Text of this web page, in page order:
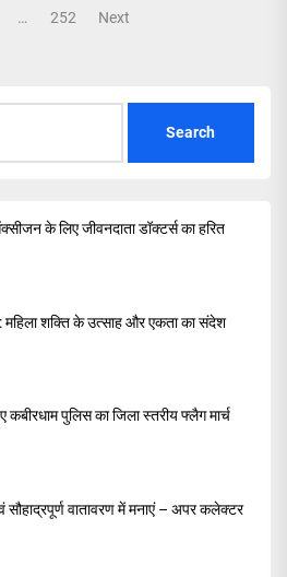
… 252 Next
के लिए जीवनदाता डॉक्टर्स का हरित
: महिला शक्ति के उत्साह और एकता का संदेश
कबीरधाम पुलिस का जिला स्तरीय फ्लैग मार्च
सौहाद्रपूर्ण वातावरण में मनाएं – अपर कलेक्टर